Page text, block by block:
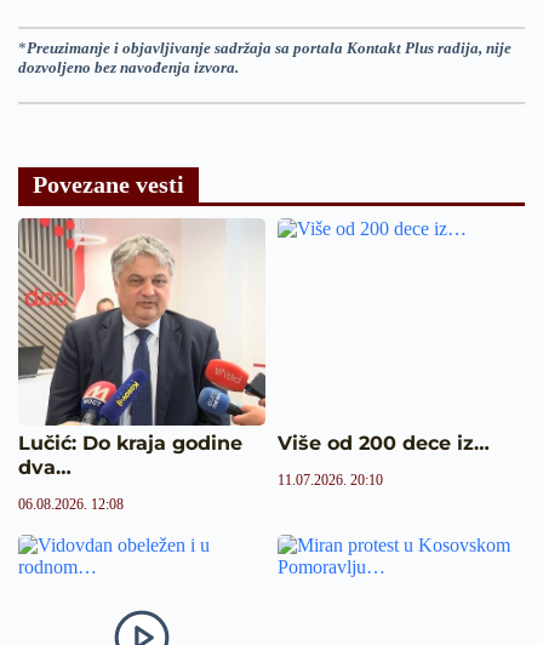
*Preuzimanje i objavljivanje sadržaja sa portala Kontakt Plus radija, nije
dozvoljeno bez navođenja izvora.
Povezane vesti
Lučić: Do kraja godine
dva…
06.08.2026. 12:08
Više od 200 dece iz…
11.07.2026. 20:10